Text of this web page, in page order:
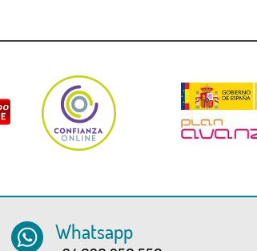
Whatsapp